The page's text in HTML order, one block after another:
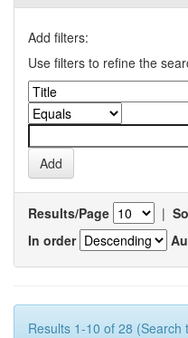
Add filters:
Use filters to refine the
Results/Page |
In order
Results 1-10 of 28 (Search